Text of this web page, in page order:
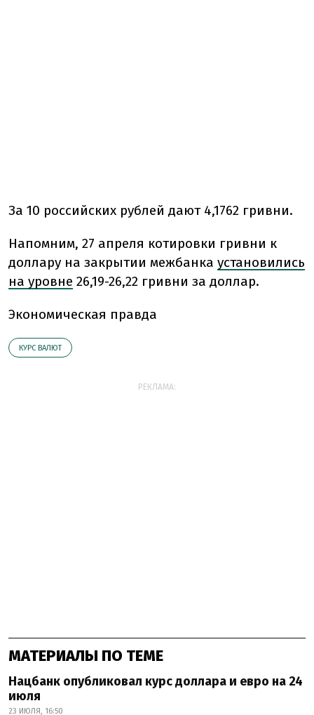
За 10 российских рублей дают 4,1762 гривни.
Напомним, 27 апреля котировки гривни к
доллару на закрытии межбанка установились
на уровне 26,19-26,22 гривни за доллар.
Экономическая правда
КУРС ВАЛЮТ
РЕКЛАМА:
МАТЕРИАЛЫ ПО ТЕМЕ
Нацбанк опубликовал курс доллара и евро на 24
июля
23 ИЮЛЯ, 16:50